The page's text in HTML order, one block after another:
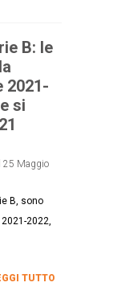
B: le
2021-
si
25 Maggio
B, sono
2022,
TUTTO